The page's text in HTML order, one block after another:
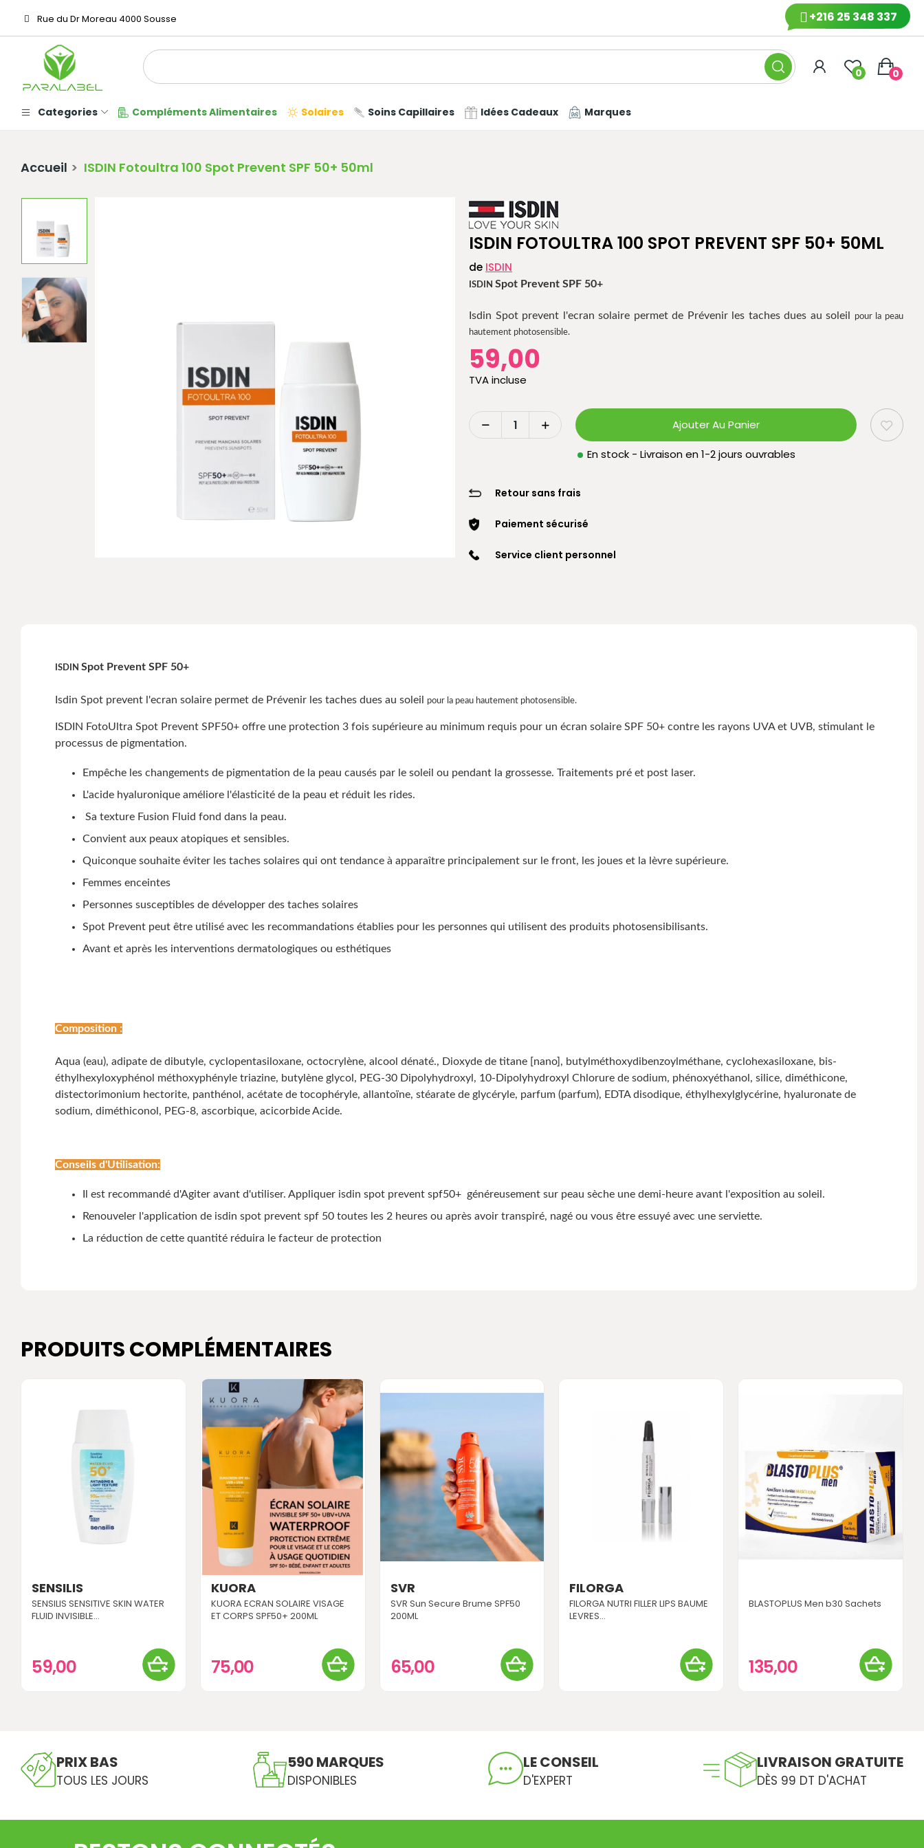
Rue du Dr Moreau 4000 Sousse +216 25 348 337
0 0
Categories Compléments Alimentaires Solaires Soins Capillaires Idées Cadeaux Marques
Accueil ISDIN Fotoultra 100 Spot Prevent SPF 50+ 50ml
ISDIN FOTOULTRA 100 SPOT PREVENT SPF 50+ 50ML
de ISDIN
ISDIN Spot Prevent SPF 50+
Isdin Spot prevent l'ecran solaire permet de Prévenir les taches dues au soleil
pour la peau
hautement photosensible.
59,00
TVA incluse
Ajouter Au Panier
En stock - Livraison en 1-2 jours ouvrables
Retour sans frais
Paiement sécurisé
Service client personnel
ISDIN Spot Prevent SPF 50+
Isdin Spot prevent l'ecran solaire permet de Prévenir les taches dues au soleil pour la peau hautement photosensible.
ISDIN FotoUltra Spot Prevent SPF50+ offre une protection 3 fois supérieure au minimum requis pour un écran solaire SPF 50+ contre les rayons UVA et UVB, stimulant le
processus de pigmentation.
Empêche les changements de pigmentation de la peau causés par le soleil ou pendant la grossesse. Traitements pré et post laser.
L'acide hyaluronique améliore l'élasticité de la peau et réduit les rides.
Sa texture Fusion Fluid fond dans la peau.
Convient aux peaux atopiques et sensibles.
Quiconque souhaite éviter les taches solaires qui ont tendance à apparaître principalement sur le front, les joues et la lèvre supérieure.
Femmes enceintes
Personnes susceptibles de développer des taches solaires
Spot Prevent peut être utilisé avec les recommandations établies pour les personnes qui utilisent des produits photosensibilisants.
Avant et après les interventions dermatologiques ou esthétiques
Composition :
Aqua (eau), adipate de dibutyle, cyclopentasiloxane, octocrylène, alcool dénaté., Dioxyde de titane [nano], butylméthoxydibenzoylméthane, cyclohexasiloxane, bis-
éthylhexyloxyphénol méthoxyphényle triazine, butylène glycol, PEG-30 Dipolyhydroxyl, 10-Dipolyhydroxyl Chlorure de sodium, phénoxyéthanol, silice, diméthicone,
distectorimonium hectorite, panthénol, acétate de tocophéryle, allantoïne, stéarate de glycéryle, parfum (parfum), EDTA disodique, éthylhexylglycérine, hyaluronate de
sodium, diméthiconol, PEG-8, ascorbique, acicorbide Acide.
Conseils d'Utilisation:
Il est recommandé d'Agiter avant d'utiliser. Appliquer isdin spot prevent spf50+ généreusement sur peau sèche une demi-heure avant l'exposition au soleil.
Renouveler l'application de isdin spot prevent spf 50 toutes les 2 heures ou après avoir transpiré, nagé ou vous être essuyé avec une serviette.
La réduction de cette quantité réduira le facteur de protection
PRODUITS COMPLÉMENTAIRES
SENSILIS
SENSILIS SENSITIVE SKIN WATER
FLUID INVISIBLE...
59,00
KUORA
KUORA ECRAN SOLAIRE VISAGE
ET CORPS SPF50+ 200ML
75,00
SVR
SVR Sun Secure Brume SPF50
200ML
65,00
FILORGA
FILORGA NUTRI FILLER LIPS BAUME
LEVRES...
BLASTOPLUS Men b30 Sachets
135,00
PRIX BAS
TOUS LES JOURS
590 MARQUES
DISPONIBLES
LE CONSEIL
D'EXPERT
LIVRAISON GRATUITE
DÈS 99 DT D'ACHAT